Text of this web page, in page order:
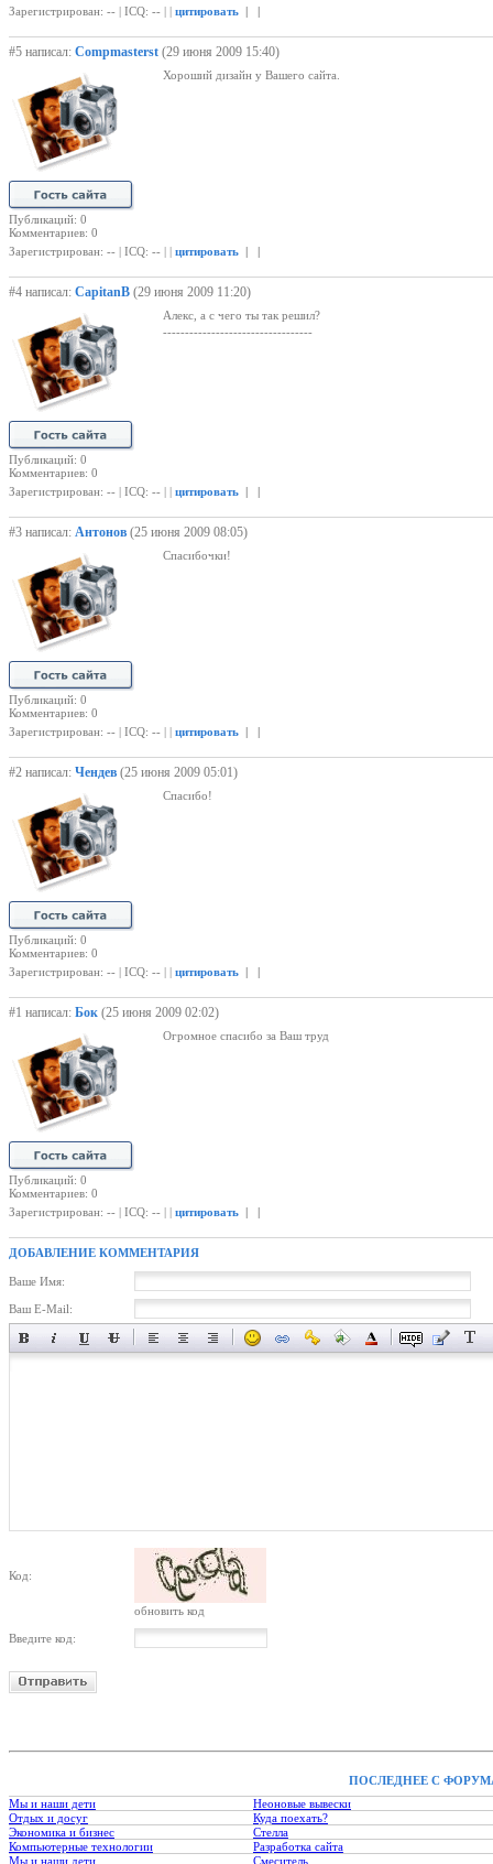
Зарегистрирован: -- | ICQ: -- | | цитировать | |
#5 написал: Compmasterst (29 июня 2009 15:40)
Публикаций: 0
Комментариев: 0
Хороший дизайн у Вашего сайта.
Зарегистрирован: -- | ICQ: -- | | цитировать | |
#4 написал: CapitanB (29 июня 2009 11:20)
Публикаций: 0
Комментариев: 0
Алекс, а с чего ты так решил?
----------------------------------
Зарегистрирован: -- | ICQ: -- | | цитировать | |
#3 написал: Антонов (25 июня 2009 08:05)
Публикаций: 0
Комментариев: 0
Спасибочки!
Зарегистрирован: -- | ICQ: -- | | цитировать | |
#2 написал: Чендев (25 июня 2009 05:01)
Публикаций: 0
Комментариев: 0
Спасибо!
Зарегистрирован: -- | ICQ: -- | | цитировать | |
#1 написал: Бок (25 июня 2009 02:02)
Публикаций: 0
Комментариев: 0
Огромное спасибо за Ваш труд
Зарегистрирован: -- | ICQ: -- | | цитировать | |
ДОБАВЛЕНИЕ КОММЕНТАРИЯ
Ваше Имя:
Ваш E-Mail:
Код:
обновить код
Введите код:
ПОСЛЕДНЕЕ С
Мы и наши дети
Неоновые вывески
Отдых и досуг
Куда поехать?
Экономика и бизнес
Стелла
Компьютерные технологии
Разработка сайта
Мы и наши дети
Смеситель